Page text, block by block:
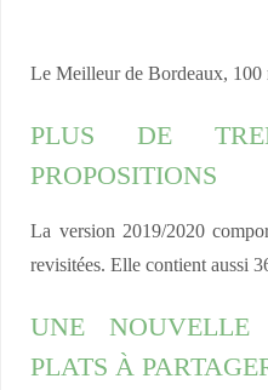
Le Meilleur de Bordeaux, 100
PLUS DE
PROPOSITIONS
La version 2019/2020
revisitées. Elle contient aussi
UNE
PLATS À